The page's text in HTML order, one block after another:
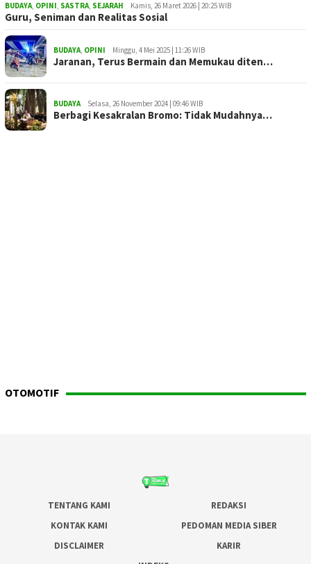
BUDAYA, OPINI, SASTRA, SEJARAH Kamis, 26 Maret 2026 | 20:25 WIB
Guru, Seniman dan Realitas Sosial
BUDAYA, OPINI Minggu, 4 Mei 2025 | 11:26 WIB
Jaranan, Terus Bermain dan Memukau diten…
BUDAYA Selasa, 26 November 2024 | 09:46 WIB
Berbagi Kesakralan Bromo: Tidak Mudahnya…
OTOMOTIF
TENTANG KAMI
REDAKSI
KONTAK KAMI
PEDOMAN MEDIA SIBER
DISCLAIMER
KARIR